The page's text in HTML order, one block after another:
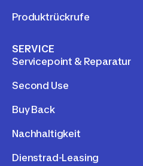
Produktrückrufe
SERVICE
Servicepoint & Reparatur
Second Use
Buy Back
Nachhaltigkeit
Dienstrad-Leasing